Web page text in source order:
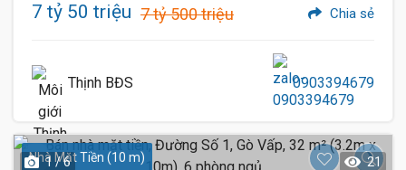
7 tỷ 50 triệu 7 tỷ 500 triệu Chia sẻ
Thịnh BĐS 0903394679
Nhà Mặt Tiền (10 m)
1 / 6 21